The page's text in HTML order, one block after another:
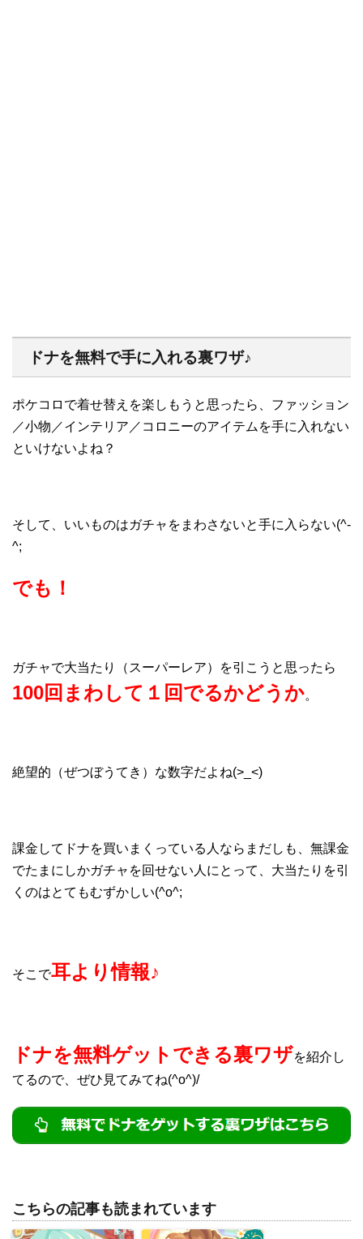
ドナを無料で手に入れる裏ワザ♪
ポケコロで着せ替えを楽しもうと思ったら、ファッション
／小物／インテリア／コロニーのアイテムを手に入れない
といけないよね？
そして、いいものはガチャをまわさないと手に入らない(^-
^;
でも！
ガチャで大当たり（スーパーレア）を引こうと思ったら
100回まわして１回でるかどうか。
絶望的（ぜつぼうてき）な数字だよね(>_<)
課金してドナを買いまくっている人ならまだしも、無課金
でたまにしかガチャを回せない人にとって、大当たりを引
くのはとてもむずかしい(^o^;
そこで耳より情報♪
ドナを無料ゲットできる裏ワザを紹介し
てるので、ぜひ見てみてね(^o^)/
こちらの記事も読まれています